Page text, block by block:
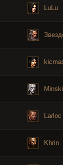
LuLu
Larloc
Khrin